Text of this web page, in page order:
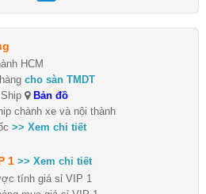
HCM
cho sàn TMDT
Bản đồ
chành xe và nội thành
>> Xem chi tiết
1 >> Xem chi tiết
tính giá sỉ VIP 1